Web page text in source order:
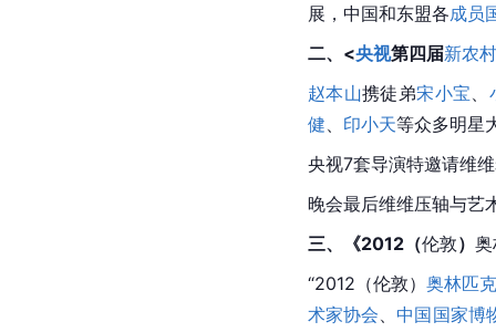
展，中国和东盟各成员
二、<央视第四届新农
赵本山携徒弟宋小宝
健
印小天等众多明星
央视7套导演特邀请维
晚会最后维维压轴与艺
三、《2012（伦敦）
“2012（伦敦）奥林匹
术家协会 、中国国家博